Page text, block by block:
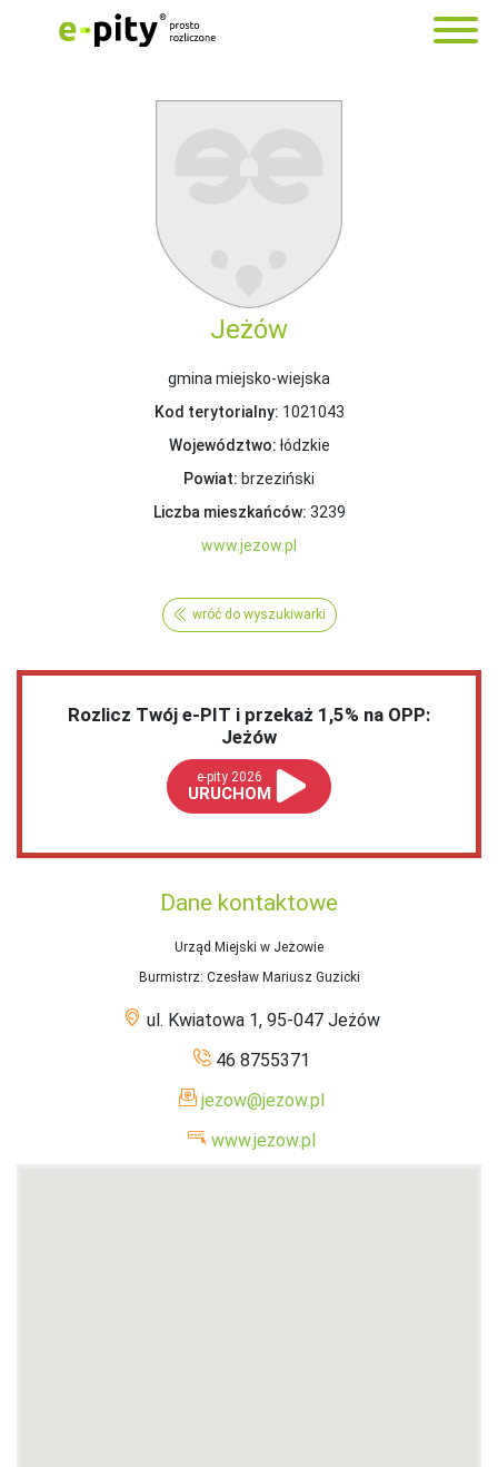
Jeżów
gmina miejsko-wiejska
Kod terytorialny: 1021043
Województwo: łódzkie
Powiat: brzeziński
Liczba mieszkańców: 3239
www.jezow.pl
wróć do wyszukiwarki
Rozlicz Twój e-PIT i przekaż 1,5% na OPP:
Jeżów
e-pity 2026
URUCHOM
Dane kontaktowe
Urząd Miejski w Jeżowie
Burmistrz: Czesław Mariusz Guzicki
ul. Kwiatowa 1, 95-047 Jeżów
46 8755371
jezow@jezow.pl
www.jezow.pl